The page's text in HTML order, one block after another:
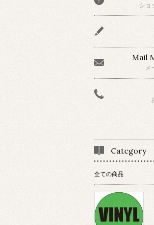
ショ
Mail
メ
Category
全ての商品